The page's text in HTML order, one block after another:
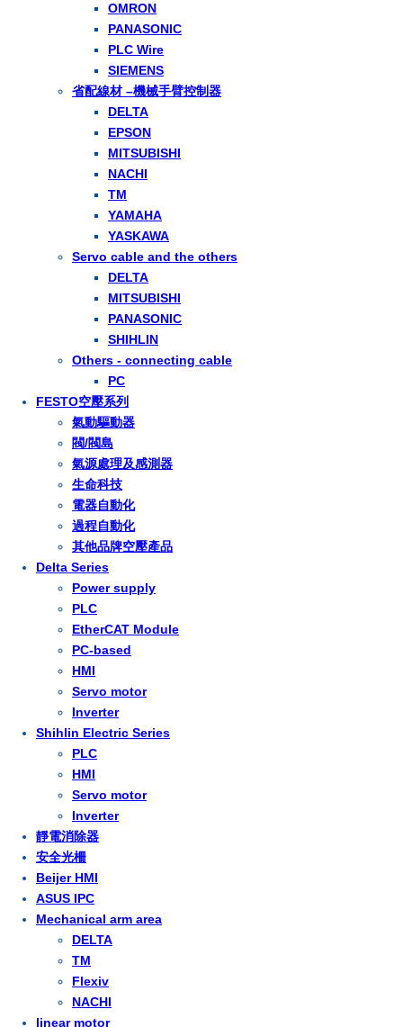
OMRON
PANASONIC
PLC Wire
SIEMENS
省配線材 –機械手臂控制器
DELTA
EPSON
MITSUBISHI
NACHI
TM
YAMAHA
YASKAWA
Servo cable and the others
DELTA
MITSUBISHI
PANASONIC
SHIHLIN
Others - connecting cable
PC
FESTO空壓系列
氣動驅動器
閥/閥島
氣源處理及感測器
生命科技
電器自動化
過程自動化
其他品牌空壓產品
Delta Series
Power supply
PLC
EtherCAT Module
PC-based
HMI
Servo motor
Inverter
Shihlin Electric Series
PLC
HMI
Servo motor
Inverter
靜電消除器
安全光柵
Beijer HMI
ASUS IPC
Mechanical arm area
DELTA
TM
Flexiv
NACHI
linear motor